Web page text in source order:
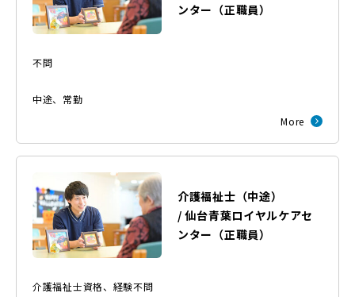
ンター （正職員）
不問
中途、 常勤
More
介護福祉士（中途）
/仙台青葉ロイヤルケアセ
ンター （正職員）
介護福祉士資格、経験不問